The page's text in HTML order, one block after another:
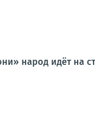
народ идёт на